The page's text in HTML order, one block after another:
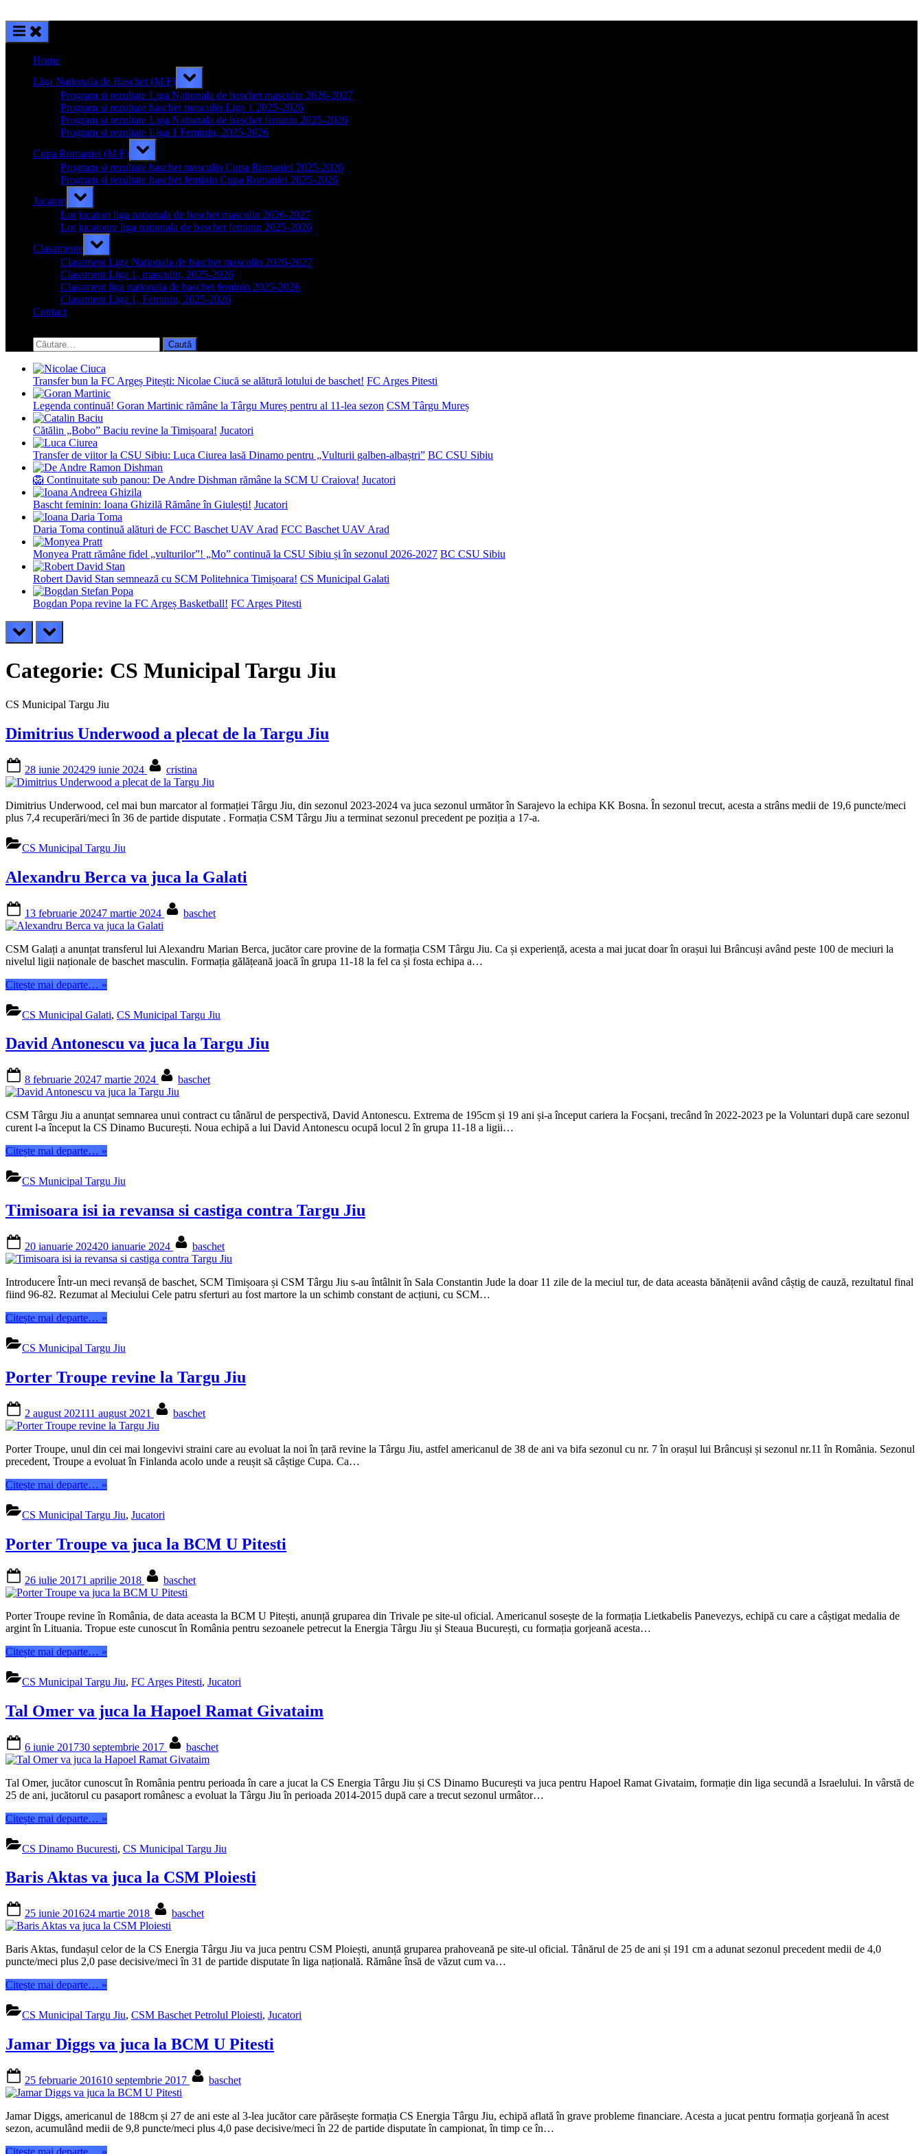
Home
Liga Nationala de Baschet (M/F)
Toggle
sub-
menu
Program si rezultate Liga Nationala de baschet masculin 2026-2027
Program si rezultate baschet masculin Liga 1 2025-2026
Program si rezultate Liga Nationala de baschet feminin 2025-2026
Program si rezultate Liga 1 Feminin, 2025-2026
Cupa Romaniei (M/F)
Toggle
sub-
menu
Program si rezultate baschet masculin Cupa Romaniei 2025-2026
Program si rezultate baschet feminin Cupa Romaniei 2025-2026
Jucatori
Toggle
sub-
menu
Lot jucatori liga nationala de baschet masculin 2026-2027
Lot jucatoare liga nationala de baschet feminin 2025-2026
Clasamente
Toggle
sub-
menu
Clasament Liga Nationala de baschet masculin 2026-2027
Clasament Liga 1, masculin, 2025-2026
Clasament liga nationala de baschet feminin 2025-2026
Clasament Liga 1, Feminin, 2025-2026
Contact
search
form
Caută
după:
Transfer bun la FC Argeș Pitești: Nicolae Ciucă se alătură lotului de baschet! FC Arges Pitesti
Legenda continuă! Goran Martinic rămâne la Târgu Mureș pentru al 11-lea sezon CSM Târgu Mureș
Cătălin „Bobo” Baciu revine la Timișoara! Jucatori
Transfer de viitor la CSU Sibiu: Luca Ciurea lasă Dinamo pentru „Vulturii galben-albaștri” BC CSU Sibiu
🦁 Continuitate sub panou: De Andre Dishman rămâne la SCM U Craiova! Jucatori
Bascht feminin: Ioana Ghizilă Rămâne în Giulești! Jucatori
Daria Toma continuă alături de FCC Baschet UAV Arad FCC Baschet UAV Arad
Monyea Pratt rămâne fidel „vulturilor”! „Mo” continuă la CSU Sibiu și în sezonul 2026-2027 BC CSU Sibiu
Robert David Stan semnează cu SCM Politehnica Timișoara! CS Municipal Galati
Bogdan Popa revine la FC Argeș Basketball! FC Arges Pitesti
prev next
Categorie: CS Municipal Targu Jiu
CS Municipal Targu Jiu
Dimitrius Underwood a plecat de la Targu Jiu
on
28 iunie 202429 iunie 2024 cristina
Dimitrius Underwood, cel mai bun marcator al formației Târgu Jiu, din sezonul 2023-2024 va juca sezonul următor în Sarajevo la echipa KK Bosna. În sezonul trecut, acesta a strâns medii de 19,6 puncte/meci
plus 7,4 recuperări/meci în 36 de partide disputate . Formația CSM Târgu Jiu a terminat sezonul precedent pe poziția a 17-a.
CS Municipal Targu Jiu
Alexandru Berca va juca la Galati
on
13 februarie 20247 martie 2024 baschet
CSM Galați a anunțat transferul lui Alexandru Marian Berca, jucător care provine de la formația CSM Târgu Jiu. Ca și experiență, acesta a mai jucat doar în orașui lui Brâncuși având peste 100 de meciuri la
nivelul ligii naționale de baschet masculin. Formația gălățeană joacă în grupa 11-18 la fel ca și fosta echipa a…
Citește mai departe… “Alexandru
va
juca
Galati”
»
CS Municipal Galati, CS Municipal Targu Jiu
David Antonescu va juca la Targu Jiu
on
8 februarie 20247 martie 2024 baschet
CSM Târgu Jiu a anunțat semnarea unui contract cu tânărul de perspectivă, David Antonescu. Extrema de 195cm și 19 ani și-a început cariera la Focșani, trecând în 2022-2023 pe la Voluntari după care sezonul
curent l-a început la CS Dinamo București. Noua echipă a lui David Antonescu ocupă locul 2 în grupa 11-18 a ligii…
Citește mai departe… “David
juca
Targu
»
CS Municipal Targu Jiu
Timisoara isi ia revansa si castiga contra Targu Jiu
on
20 ianuarie 202420 ianuarie 2024 baschet
Introducere Într-un meci revanșă de baschet, SCM Timișoara și CSM Târgu Jiu s-au întâlnit în Sala Constantin Jude la doar 11 zile de la meciul tur, de data aceasta bănățenii având câștig de cauză, rezultatul final
fiind 96-82. Rezumat al Meciului Cele patru sferturi au fost martore la un schimb constant de acțiuni, cu SCM…
Citește mai departe… “Timisoara
revansa
castiga
Jiu”
»
CS Municipal Targu Jiu
Porter Troupe revine la Targu Jiu
on
2 august 202111 august 2021 baschet
Porter Troupe, unul din cei mai longevivi straini care au evoluat la noi în țară revine la Târgu Jiu, astfel americanul de 38 de ani va bifa sezonul cu nr. 7 în orașul lui Brâncuși și sezonul nr.11 în România. Sezonul
precedent, Troupe a evoluat în Finlanda acolo unde a reușit să câștige Cupa. Ca…
Citește mai departe… “Porter
revine
la
Jiu”
»
CS Municipal Targu Jiu, Jucatori
Porter Troupe va juca la BCM U Pitesti
on
26 iulie 20171 aprilie 2018 baschet
Porter Troupe revine în România, de data aceasta la BCM U Pitești, anunță gruparea din Trivale pe site-ul oficial. Americanul sosește de la formația Lietkabelis Panevezys, echipă cu care a câștigat medalia de
argint în Lituania. Tropue este cunoscut în România pentru sezoanele petrecut la Energia Târgu Jiu și Steaua București, cu formația gorjeană acesta…
Citește mai departe… “Porter
juca
BCM
»
CS Municipal Targu Jiu, FC Arges Pitesti, Jucatori
Tal Omer va juca la Hapoel Ramat Givataim
on
6 iunie 201730 septembrie 2017 baschet
Tal Omer, jucător cunoscut în România pentru perioada în care a jucat la CS Energia Târgu Jiu și CS Dinamo București va juca pentru Hapoel Ramat Givataim, formație din liga secundă a Israelului. In vârstă de
25 de ani, jucătorul cu pasaport românesc a evoluat la Târgu Jiu în perioada 2014-2015 după care a trecut sezonul urmâtor…
Citește mai departe… “Tal
juca
Hapoel
»
CS Dinamo Bucuresti, CS Municipal Targu Jiu
Baris Aktas va juca la CSM Ploiesti
on
25 iunie 201624 martie 2018 baschet
Baris Aktas, fundașul celor de la CS Energia Târgu Jiu va juca pentru CSM Ploiești, anunță gruparea prahoveană pe site-ul oficial. Tânărul de 25 de ani și 191 cm a adunat sezonul precedent medii de 4,0
puncte/meci plus 2,0 pase decisive/meci în 31 de partide disputate în liga națională. Rămâne însă de văzut cum va…
Citește mai departe… “Baris
juca
CSM
»
CS Municipal Targu Jiu, CSM Baschet Petrolul Ploiesti, Jucatori
Jamar Diggs va juca la BCM U Pitesti
on
25 februarie 201610 septembrie 2017 baschet
Jamar Diggs, americanul de 188cm și 27 de ani este al 3-lea jucător care părăsește formația CS Energia Târgu Jiu, echipă aflată în grave probleme financiare. Acesta a jucat pentru formația gorjeană în acest
sezon, acumulând medii de 9,8 puncte/meci plus 4,0 pase decisive/meci în 22 de partide disputate în campionat, în timp ce în…
“Jamar